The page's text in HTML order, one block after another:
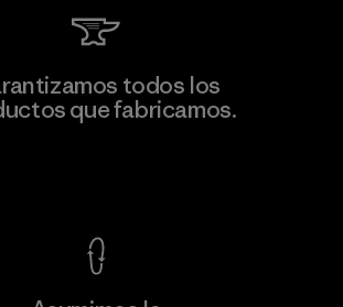
Taffeta Co., Ltd.todos los
que fabricamos.